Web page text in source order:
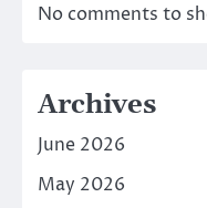
No comments to
Archives
June 2026
May 2026